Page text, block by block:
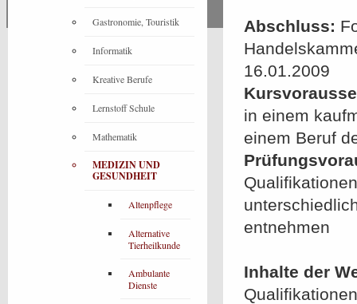
Abschluss:
16.01.2009
in einem
einem Beruf
entnehmen
Inhalte der
Gastronomie, Touristik
Informatik
Kreative Berufe
Lernstoff Schule
Mathematik
MEDIZIN UND
GESUNDHEIT
Altenpflege
Alternative
Tierheilkunde
Ambulante
Dienste